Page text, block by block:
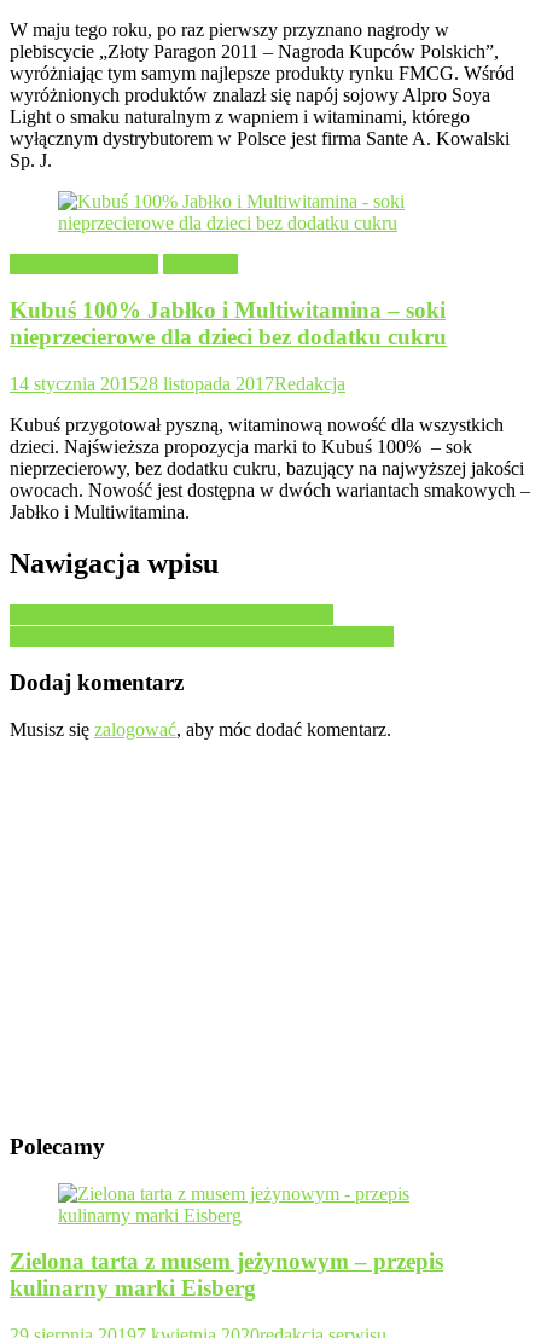
W maju tego roku, po raz pierwszy przyznano nagrody w
plebiscycie „Złoty Paragon 2011 – Nagroda Kupców Polskich”,
wyróżniając tym samym najlepsze produkty rynku FMCG. Wśród
wyróżnionych produktów znalazł się napój sojowy Alpro Soya
Light o smaku naturalnym z wapniem i witaminami, którego
wyłącznym dystrybutorem w Polsce jest firma Sante A. Kowalski
Sp. J.
Kubuś 100% Jabłko i Multiwitamina – soki
nieprzecierowe dla dzieci bez dodatku cukru
14 stycznia 201528 listopada 2017Redakcja
Kubuś przygotował pyszną, witaminową nowość dla wszystkich
dzieci. Najświeższa propozycja marki to Kubuś 100% – sok
nieprzecierowy, bez dodatku cukru, bazujący na najwyższej jakości
owocach. Nowość jest dostępna w dwóch wariantach smakowych –
Jabłko i Multiwitamina.
Nawigacja wpisu
Dodaj komentarz
Musisz się zalogować, aby móc dodać komentarz.
Polecamy
Zielona tarta z musem jeżynowym – przepis
kulinarny marki Eisberg